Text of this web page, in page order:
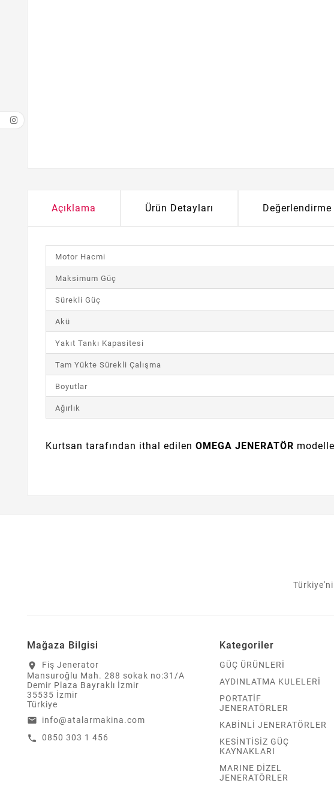
Açıklama Ürün Detayları Değerlendirme
Motor Hacmi
Maksimum Güç
Sürekli Güç
Akü
Yakıt Tankı Kapasitesi
Tam Yükte Sürekli Çalışma
Boyutlar
Ağırlık
Kurtsan tarafından ithal edilen OMEGA JENERATÖR
Mağaza Bilgisi
location_on
Fiş Jenerator
Mansuroğlu Mah. 288 sokak no:31/A
Demir Plaza Bayraklı İzmir
35535 İzmir
Türkiye
email info@atalarmakina.com
call 0850 303 1 456
Kategoriler
GÜÇ ÜRÜNLERİ
AYDINLATMA KULELERİ
PORTATİF
JENERATÖRLER
KABİNLİ JENERATÖRLER
KESİNTİSİZ GÜÇ
KAYNAKLARI
MARINE DİZEL
JENERATÖRLER